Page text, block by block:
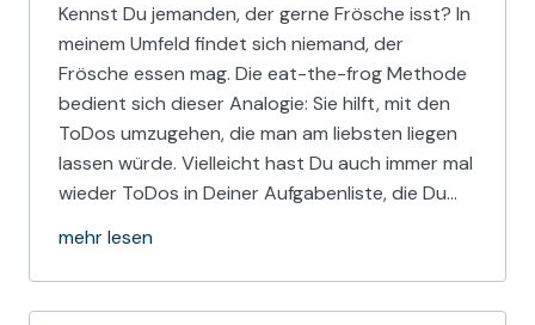
Kennst Du jemanden, der gerne Frösche isst? In
meinem Umfeld findet sich niemand, der
Frösche essen mag. Die eat-the-frog Methode
bedient sich dieser Analogie: Sie hilft, mit den
ToDos umzugehen, die man am liebsten liegen
lassen würde. Vielleicht hast Du auch immer mal
wieder ToDos in Deiner Aufgabenliste, die Du…
mehr lesen